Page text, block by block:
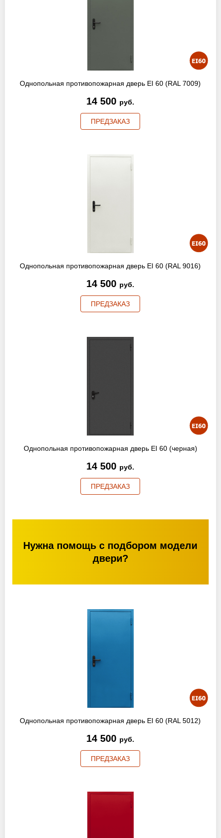
Однопольная противопожарная дверь EI 60 (RAL 7009)
14 500 руб.
ПРЕДЗАКАЗ
Однопольная противопожарная дверь EI 60 (RAL 9016)
14 500 руб.
ПРЕДЗАКАЗ
Однопольная противопожарная дверь EI 60 (черная)
14 500 руб.
ПРЕДЗАКАЗ
Нужна помощь с подбором модели
двери?
Однопольная противопожарная дверь EI 60 (RAL 5012)
14 500 руб.
ПРЕДЗАКАЗ